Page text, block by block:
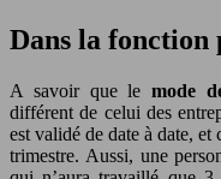
Dans la fonction
A savoir que lemode
différent de celui des
est validé de date à date,
trimestre. Aussi, une